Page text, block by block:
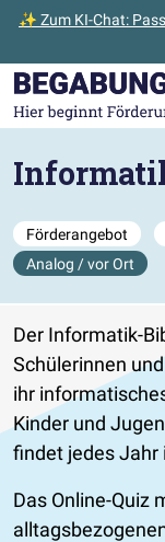
✨ Zum KI-Chat:
Zum Hauptinhalt
Zur Startseite
Förderangebot
Analog / vor Ort
Der Informatik-
Schülerinnen
ihr
Kinder und
findet jedes
Das Online-Quiz